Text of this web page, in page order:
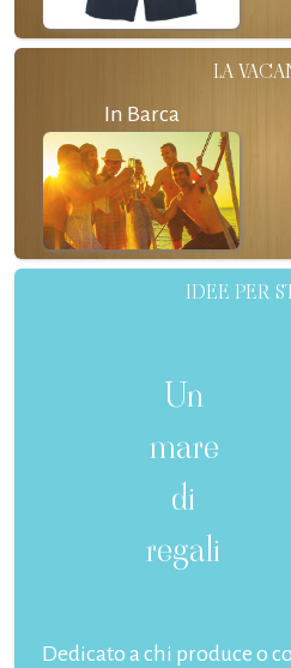
LA
In Barca
IDEE PER
Un
mare
di
regali
Dedicato a chi produce o